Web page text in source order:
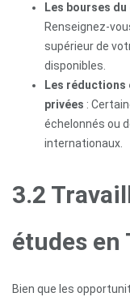
Les bourses
Renseignez-
supérieur de
disponibles.
Les
privées :
échelonnés ou
internationaux.
3.2
études en
Bien que les